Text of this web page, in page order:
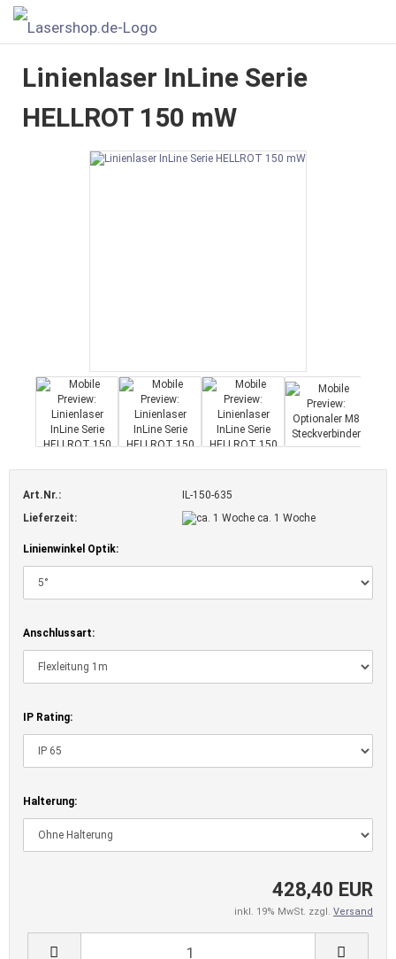
Linienlaser InLine Serie
HELLROT 150 mW
Art.Nr.:
IL-150-635
Lieferzeit:
ca. 1 Woche
Linienwinkel Optik:
Anschlussart:
IP Rating:
Halterung:
428,40 EUR
inkl. 19% MwSt. zzgl. Versand